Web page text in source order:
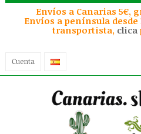
Envíos a Canarias 5€,
Envíos a península desde
transportista, clica
Cuenta